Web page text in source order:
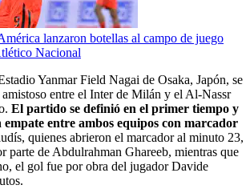
lanzaron botellas al campo de juego
Nacional
Yanmar Field Nagai de Osaka, Japón, se
entre el Inter de Milán y el Al-Nassr
El partido se definió en el primer tiempo y
empate entre ambos equipos con marcador
quienes abrieron el marcador al minuto 23,
parte de Abdulrahman Ghareeb, mientras que
el gol fue por obra del jugador Davide